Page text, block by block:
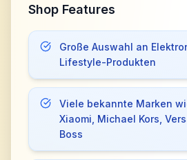
Shop Features
Große Auswahl an
Lifestyle-Produkten
Viele bekannte Marken
Xiaomi, Michael Kors,
Boss